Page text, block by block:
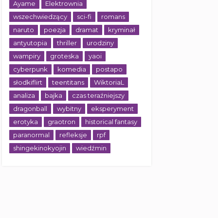
Ayame
Elektrownia
wszechwiedzący
sci-fi
romans
naruto
poezja dramat
kryminał
antyutopia
thriller
urodziny
wampiry
groteska
yaoi
cyberpunk
komedia
postapo
słodkiflirt
teentitans
WiktoriaL
analiza
bajka
czas teraźniejszy
dragonball
wybitny
eksperyment
erotyka
graotron
historical fantasy
paranormal
refleksje
rpf
shingekinokyojin
wiedźmin